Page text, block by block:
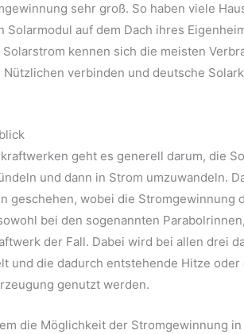
sehr groß. So haben viele
Solarmodul auf dem Dach ihres
kennen sich die meisten
Nützlichen verbinden und deutsche
geht es generell darum, die
und dann in Strom umzuwandeln.
geschehen, wobei die Stromgewinnung
bei den sogenannten
der Fall. Dabei wird bei allen drei
und die dadurch entstehende Hitze
genutzt werden.
die Möglichkeit der Stromgewinnung